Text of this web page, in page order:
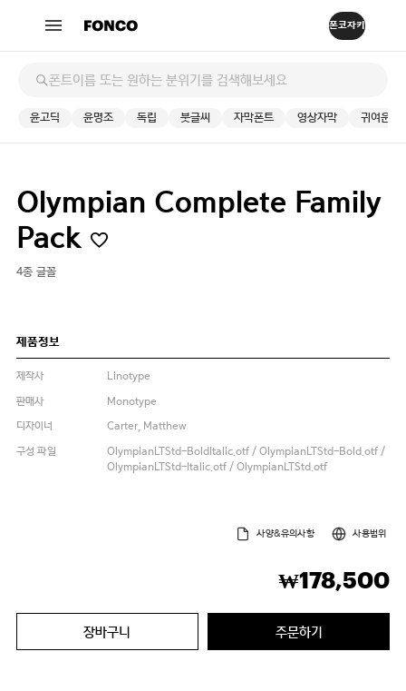
윤고딕 윤명조 독립 붓글씨 자막폰트 영상자막 귀여운
Olympian Complete Family
Pack
4종 글꼴
제품정보
제작사
Linotype
판매사
Monotype
디자이너
Carter, Matthew
구성 파일
OlympianLTStd-BoldItalic.otf / OlympianLTStd-Bold.otf /
OlympianLTStd-Italic.otf / OlympianLTStd.otf
사양&유의사항 사용범위
₩178,500
장바구니 주문하기